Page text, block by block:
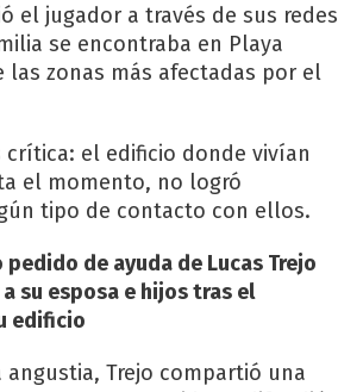
el jugador a través de sus redes
se encontraba en Playa
las zonas más afectadas por el
crítica: el edificio donde vivían
el momento, no logró
tipo de contacto con ellos.
pedido de ayuda de Lucas Trejo
su esposa e hijos tras el
edificio
angustia, Trejo compartió una